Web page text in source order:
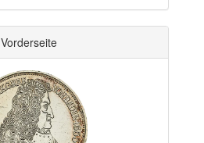
Vorderseite